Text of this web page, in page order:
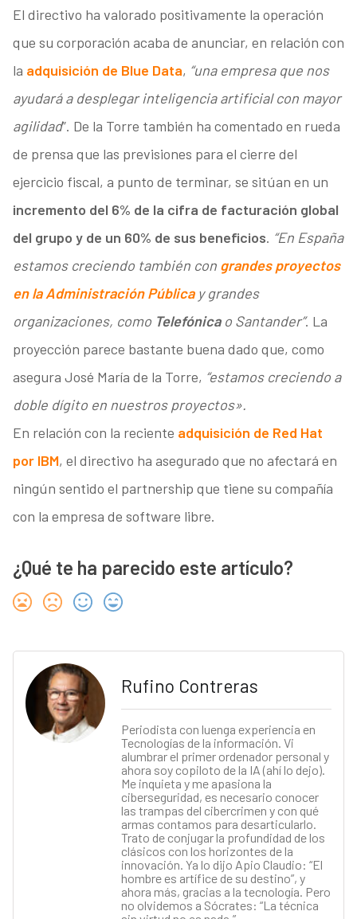
El directivo ha valorado positivamente la operación
que su corporación acaba de anunciar, en relación con
la adquisición de Blue Data, “una empresa que nos
ayudará a desplegar inteligencia artificial con mayor
agilidad”. De la Torre también ha comentado en rueda
de prensa que las previsiones para el cierre del
ejercicio fiscal, a punto de terminar, se sitúan en un
incremento del 6% de la cifra de facturación global
del grupo y de un 60% de sus beneficios. “En España
estamos creciendo también con grandes proyectos
en la Administración Públicay grandes
organizaciones, como Telefónicao Santander”. La
proyección parece bastante buena dado que, como
asegura José María de la Torre, “estamos creciendo a
doble dígito en nuestros proyectos».
En relación con la reciente adquisición de Red Hat
por IBM, el directivo ha asegurado que no afectará en
ningún sentido el partnership que tiene su compañía
con la empresa de software libre.
¿Qué te ha parecido este artículo?
Rufino Contreras
Periodista con luenga experiencia en
Tecnologías de la información. Vi
alumbrar el primer ordenador personal y
ahora soy copiloto de la IA (ahí lo dejo).
Me inquieta y me apasiona la
ciberseguridad, es necesario conocer
las trampas del cibercrimen y con qué
armas contamos para desarticularlo.
Trato de conjugar la profundidad de los
clásicos con los horizontes de la
innovación. Ya lo dijo Apio Claudio: “El
hombre es artífice de su destino”, y
ahora más, gracias a la tecnología. Pero
no olvidemos a Sócrates: “La técnica